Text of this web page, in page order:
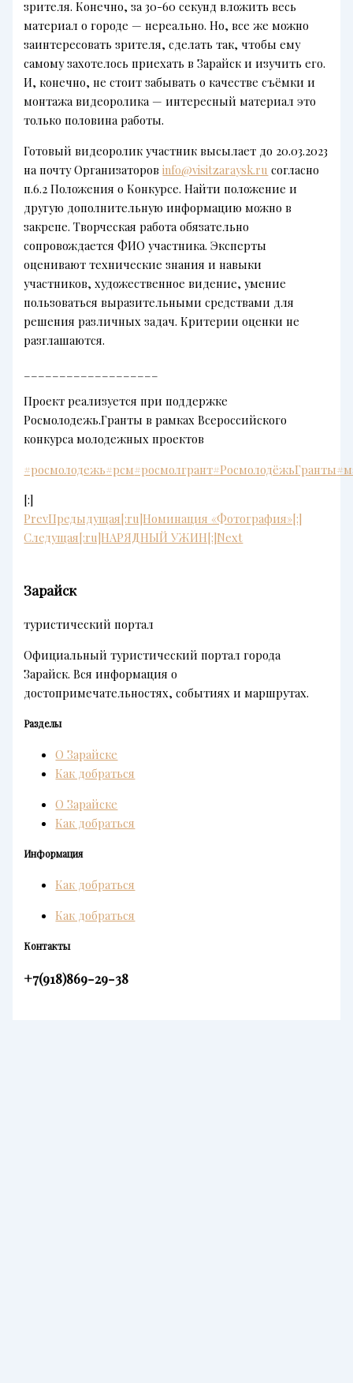
зрителя. Конечно, за 30-60 секунд вложить весь
материал о городе — нереально. Но, все же можно
заинтересовать зрителя, сделать так, чтобы ему
самому захотелось приехать в Зарайск и изучить его.
И, конечно, не стоит забывать о качестве съёмки и
монтажа видеоролика — интересный материал это
только половина работы.
Готовый видеоролик участник высылает до 20.03.2023
на почту Организаторовinfo@visitzaraysk.ru согласно
п.6.2 Положения о Конкурсе. Найти положение и
другую дополнительную информацию можно в
закрепе. Творческая работа обязательно
сопровождается ФИО участника. Эксперты
оценивают технические знания и навыки
участников, художественное видение, умение
пользоваться выразительными средствами для
решения различных задач. Критерии оценки не
разглашаются.
Проект реализуется при поддержке
Росмолодежь.Гранты в рамках Всероссийского
конкурса молодежных проектов
#росмолодежь#рсм#росмолгрант#РосмолодёжьГранты
[:]
PrevПредыдущая[:ru]Номинация «Фотография»[:]
Следущая[:ru]НАРЯДНЫЙ УЖИН[:]Next
Зарайск
туристический портал
Официальный туристический портал города
Зарайск. Вся информация о
достопримечательностях, событиях и маршрутах.
Разделы
О Зарайске
Как добраться
О Зарайске
Как добраться
Информация
Как добраться
Как добраться
Контакты
+7(918)869-29-38